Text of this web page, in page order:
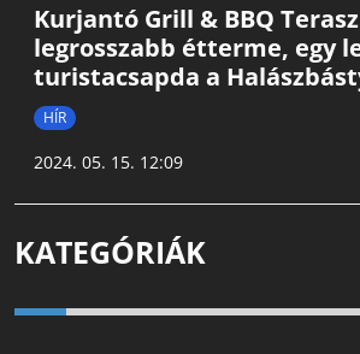
Kurjantó Grill & BBQ
legrosszabb étterme, egy
turistacsapda a
HÍR
2024. 05. 15. 12:09
KATEGÓRIÁK